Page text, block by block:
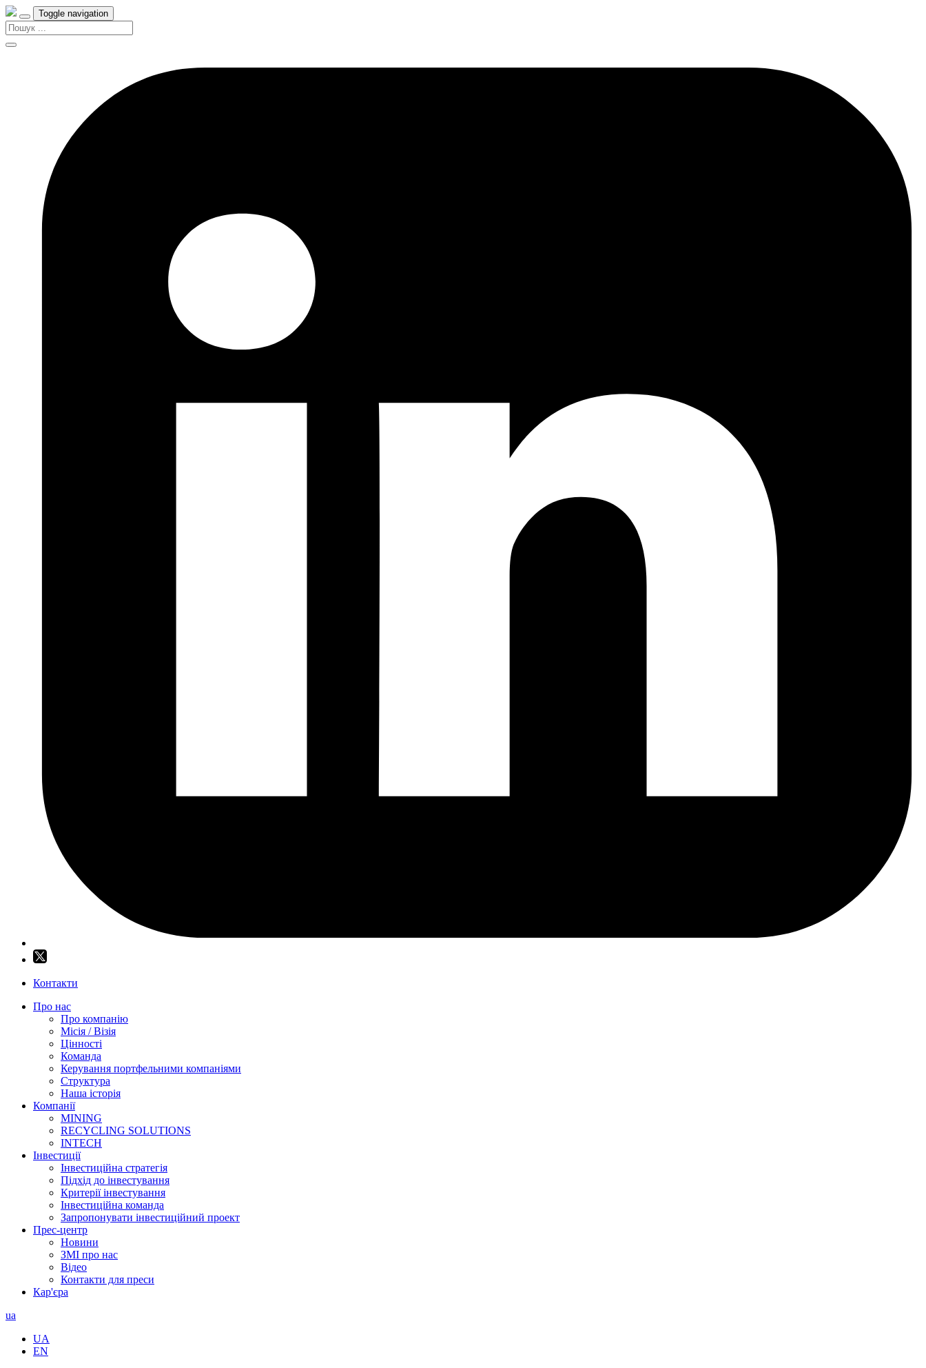
Toggle navigation
Контакти
Про нас
Про компанію
Місія / Візія
Цінності
Команда
Керування портфельними компаніями
Структура
Наша історія
Компанії
MINING
RECYCLING SOLUTIONS
INTECH
Інвестиції
Інвестиційна стратегія
Підхід до інвестування
Критерії інвестування
Інвестиційна команда
Запропонувати інвестиційний проект
Прес-центр
Новини
ЗМІ про нас
Відео
Контакти для преси
Кар'єра
ua
UA
EN